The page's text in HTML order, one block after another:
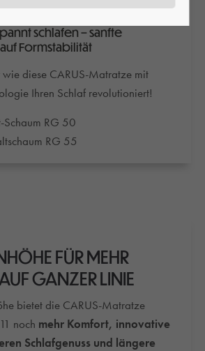
S11
schlafen – sanfte
Formstabilität
wie diese CARUS-Matratze mit
Ihren Schlaf revolutioniert!
RG 50
RG 55
FÜR MEHR
GANZER LINIE
bietet die CARUS-Matratze
noch mehr Komfort, innovative
Schlafgenuss und längere